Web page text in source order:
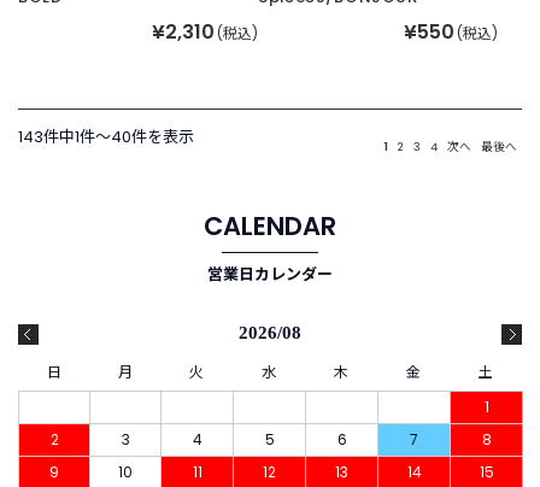
¥2,310 (税込) ¥550 (税込)
143件中1件〜40件を表示 1 2 3 4 次へ 最後へ
CALENDAR
営業日カレンダー
2026/08
日 月 火 水 木 金
土
1
2
3 4 5 6 7
8
9
10 11 12 13 14
15